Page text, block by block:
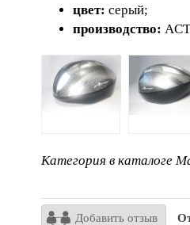
цвет: серый;
производство:
Категория в каталоге
Добавить отзыв